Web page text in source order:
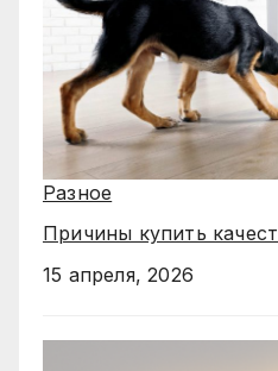
Разное
Причины купить
15 апреля, 2026